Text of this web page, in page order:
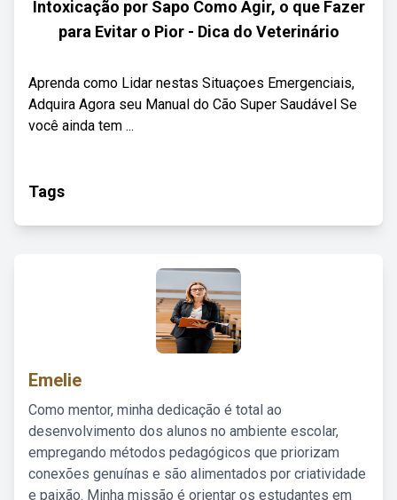
Intoxicação por Sapo Como Agir, o que Fazer
para Evitar o Pior - Dica do Veterinário
Aprenda como Lidar nestas Situaçoes Emergenciais,
Adquira Agora seu Manual do Cão Super Saudável Se
você ainda tem ...
Tags
Emelie
Como mentor, minha dedicação é total ao
desenvolvimento dos alunos no ambiente escolar,
empregando métodos pedagógicos que priorizam
conexões genuínas e são alimentados por criatividade
e paixão. Minha missão é orientar os estudantes em